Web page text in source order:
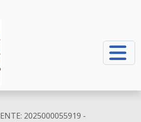
2025000055919 -